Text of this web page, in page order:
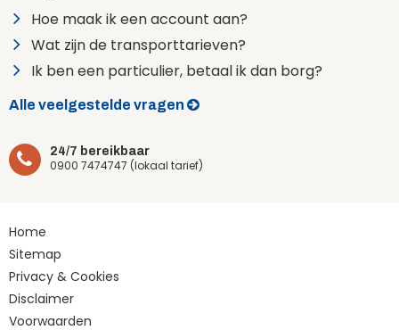
Hoe maak ik een account aan?
Wat zijn de transporttarieven?
Ik ben een particulier, betaal ik dan borg?
Alle veelgestelde vragen
24/7 bereikbaar
0900 7474747 (lokaal tarief)
Home
Sitemap
Privacy & Cookies
Disclaimer
Voorwaarden